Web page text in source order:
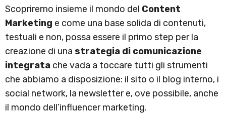
Scopriremo insieme il mondo del Content
Marketing e come una base solida di contenuti,
testuali e non, possa essere il primo step per la
creazione di una strategia di comunicazione
integrata che vada a toccare tutti gli strumenti
che abbiamo a disposizione: il sito o il blog interno, i
social network, la newsletter e, ove possibile, anche
il mondo dell’influencer marketing.